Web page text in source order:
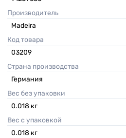
Производитель
Madeira
Код товара
03209
Страна производства
Германия
Вес без упаковки
0.018 кг
Вес с упаковкой
0.018 кг